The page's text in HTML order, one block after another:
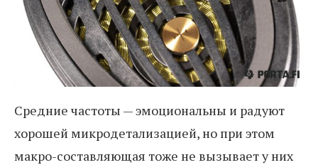
Средние частоты — эмоциональны и радуют
хорошей микродетализацией, но при этом
макро-составляющая тоже не вызывает у них